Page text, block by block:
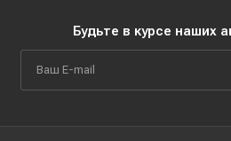
Будьте в курсе наших